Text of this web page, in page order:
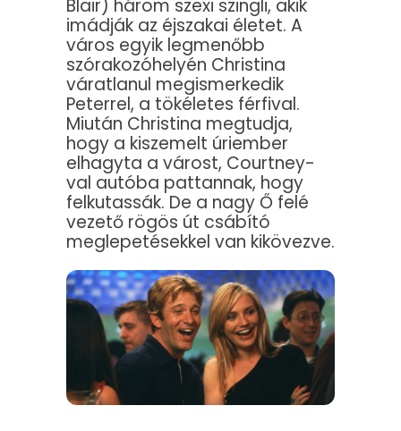
Blair) három szexi szingli, akik
imádják az éjszakai életet. A
város egyik legmenőbb
szórakozóhelyén Christina
váratlanul megismerkedik
Peterrel, a tökéletes férfival.
Miután Christina megtudja,
hogy a kiszemelt úriember
elhagyta a várost, Courtney-
val autóba pattannak, hogy
felkutassák. De a nagy Ő felé
vezető rögös út csábító
meglepetésekkel van kikövezve.